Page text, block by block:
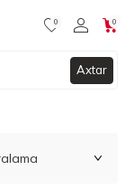
Axtar
0 0